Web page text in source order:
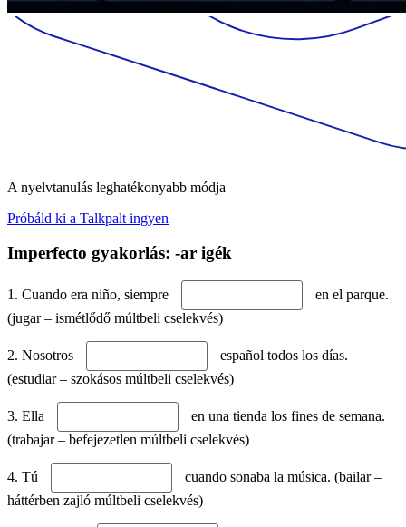
A nyelvtanulás leghatékonyabb módja
Próbáld ki a Talkpalt ingyen
Imperfecto gyakorlás: -ar igék
1. Cuando era niño, siempre
en el parque.
(jugar – ismétlődő múltbeli cselekvés)
2. Nosotros
español todos los días.
(estudiar – szokásos múltbeli cselekvés)
3. Ella
en una tienda los fines de semana.
(trabajar – befejezetlen múltbeli cselekvés)
4. Tú
cuando sonaba la música. (bailar –
háttérben zajló múltbeli cselekvés)